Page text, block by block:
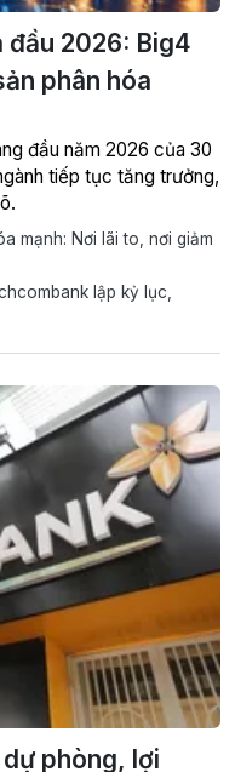
đầu 2026: Big4
phân hóa
đầu năm 2026 của 30
tiếp tục tăng trưởng,
mạnh: Nơi lãi to, nơi giảm
lập kỷ lục,
phòng, lợi